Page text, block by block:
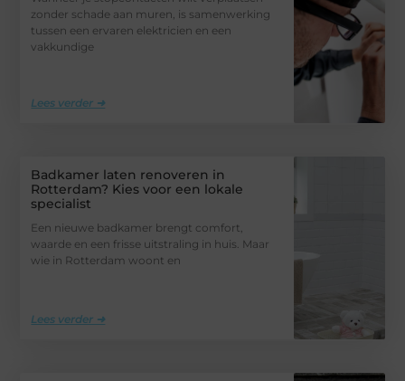
zonder schade aan muren, is samenwerking
tussen een ervaren elektricien en een
vakkundige
Lees verder ➜
Badkamer laten renoveren in
Rotterdam? Kies voor een lokale
specialist
Een nieuwe badkamer brengt comfort,
waarde en een frisse uitstraling in huis. Maar
wie in Rotterdam woont en
Lees verder ➜